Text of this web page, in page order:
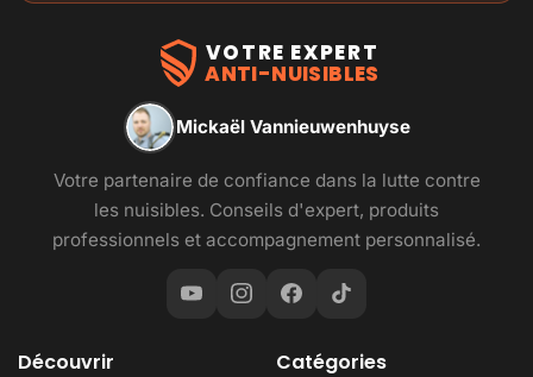
VOTRE EXPERT
ANTI-NUISIBLES
Mickaël Vannieuwenhuyse
Votre partenaire de confiance dans la lutte contre
les nuisibles. Conseils d'expert, produits
professionnels et accompagnement personnalisé.
Découvrir Catégories